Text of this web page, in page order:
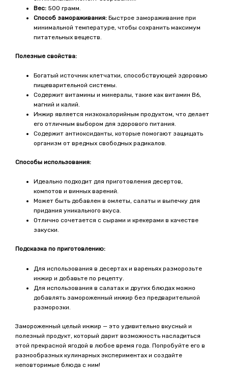
Вес: 500 грамм.
Способ замораживания: Быстрое замораживание при
минимальной температуре, чтобы сохранить максимум
питательных веществ.
Полезные свойства:
Богатый источник клетчатки, способствующей здоровью
пищеварительной системы.
Содержит витамины и минералы, такие как витамин B6,
магний и калий.
Инжир является низкокалорийным продуктом, что делает
его отличным выбором для здорового питания.
Содержит антиоксиданты, которые помогают защищать
организм от вредных свободных радикалов.
Способы использования:
Идеально подходит для приготовления десертов,
компотов и винных варений.
Может быть добавлен в омлеты, салаты и выпечку для
придания уникального вкуса.
Отлично сочетается с сырами и крекерами в качестве
закуски.
Подсказка по приготовлению:
Для использования в десертах и вареньях разморозьте
инжир и добавьте по рецепту.
Для использования в салатах и других блюдах можно
добавлять замороженный инжир без предварительной
разморозки.
Замороженный целый инжир — это удивительно вкусный и
полезный продукт, который дарит возможность насладиться
этой прекрасной ягодой в любое время года. Попробуйте его в
разнообразных кулинарных экспериментах и создайте
неповторимые блюда с ним!